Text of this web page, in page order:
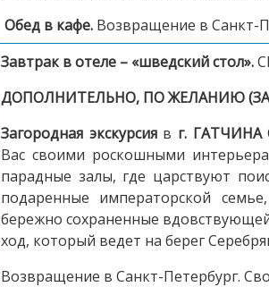
Обед в кафе. Возвращение в Санкт-
Завтрак в отеле – «шведский стол».
ДОПОЛНИТЕЛЬНО, ПО ЖЕЛАНИЮ
Загородная экскурсияв г.
Вас своими роскошными
парадные залы, где царствуют
подаренные императорской
бережно сохраненные
ход, который ведет на берег
Возвращение в Санкт-Петербург.